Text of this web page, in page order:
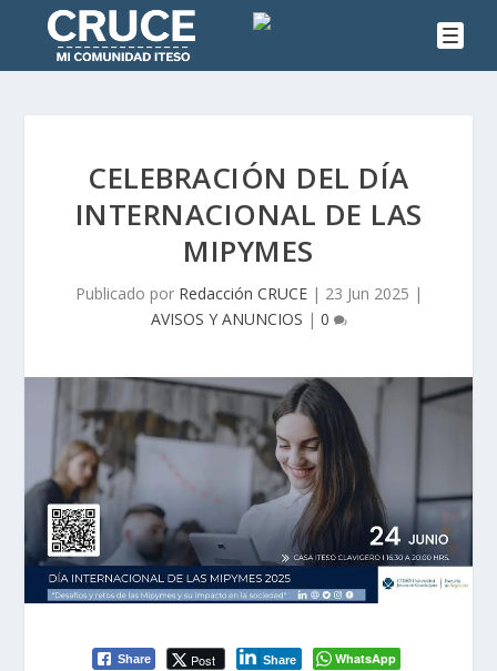
CELEBRACIÓN DEL DÍA
INTERNACIONAL DE LAS
MIPYMES
Publicado por Redacción CRUCE| 23 Jun 2025 |
AVISOS Y ANUNCIOS | 0
Share Post Share
WhatsApp